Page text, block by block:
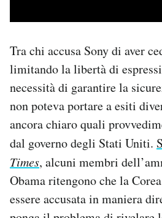
Tra chi accusa Sony di aver
limitando la libertà di
necessità di garantire la
non poteva portare a esiti
ancora chiaro quali
dal governo degli Stati Uniti.
Times, alcuni membri
Obama ritengono che la
essere accusata in maniera